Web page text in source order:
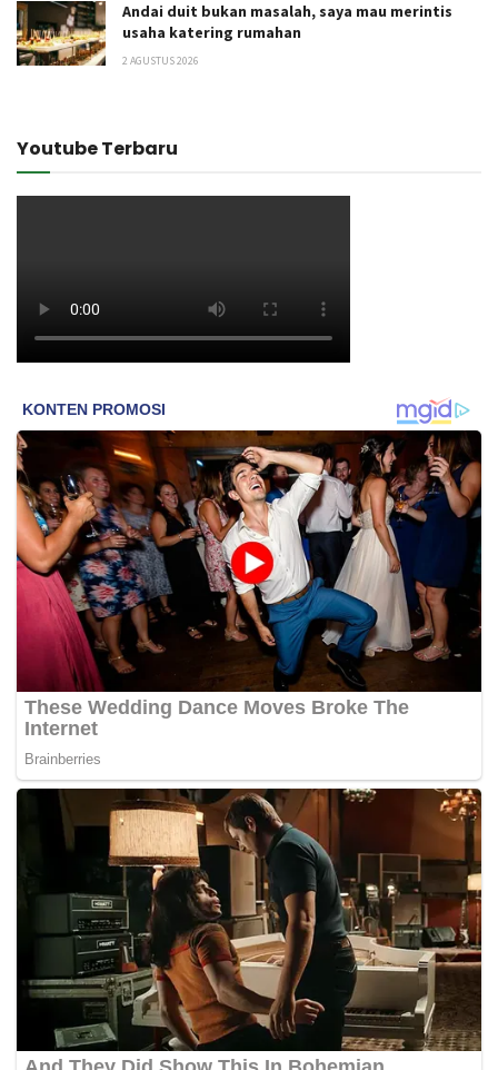
Andai duit bukan masalah, saya mau merintis
usaha katering rumahan
2 AGUSTUS 2026
Youtube Terbaru